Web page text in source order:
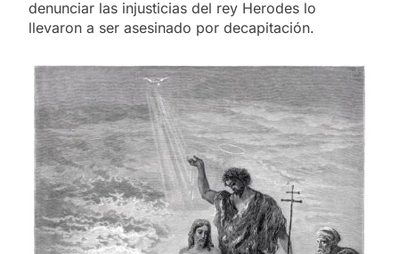
denunciar las injusticias del rey Herodes lo
llevaron a ser asesinado por decapitación.